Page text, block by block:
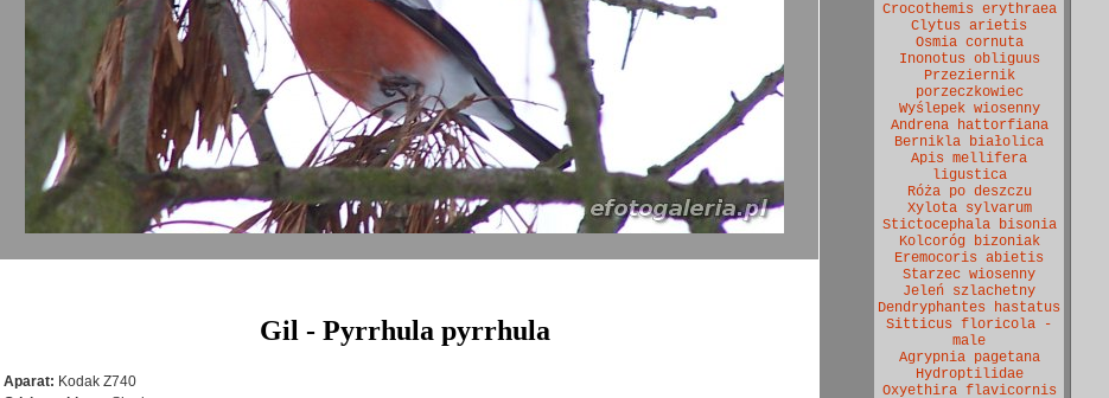
Gil - Pyrrhula pyrrhula
Aparat: Kodak Z740
Crocothemis erythraea
Clytus arietis
Osmia cornuta
Inonotus obliguus
Przeziernik
porzeczkowiec
Wyślepek wiosenny
Andrena hattorfiana
Bernikla białolica
Apis mellifera
ligustica
Róża po deszczu
Xylota sylvarum
Stictocephala bisonia
Kolcoróg bizoniak
Eremocoris abietis
Starzec wiosenny
Jeleń szlachetny
Dendryphantes hastatus
Sitticus floricola -
male
Agrypnia pagetana
Hydroptilidae
Oxyethira flavicornis